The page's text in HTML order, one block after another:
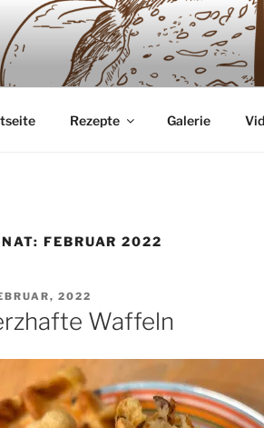
ausschliesslich aus Sauerteig
Rezepte Galerie
FEBRUAR 2022
2022
Waffeln